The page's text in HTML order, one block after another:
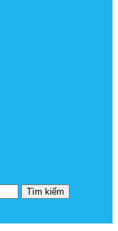
Tìm kiếm